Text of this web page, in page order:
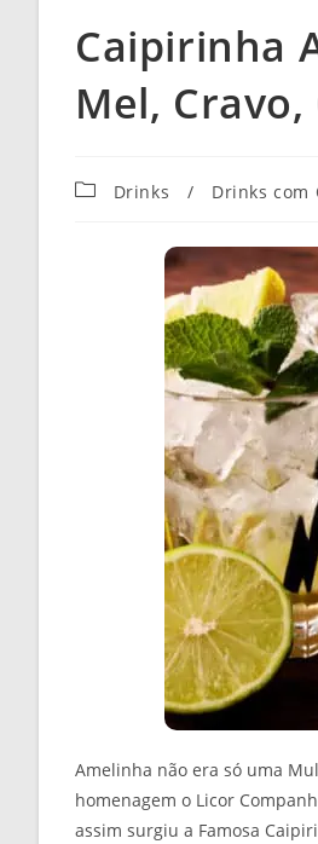
Caipirinha
Mel,
Categoria
Drinks / Drinks com
Amelinha não era só uma
homenagem o Licor
assim surgiu a Famosa